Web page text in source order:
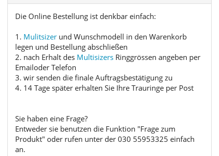
Die Online Bestellung ist denkbar einfach:
1. Mulitsizer und Wunschmodell in den Warenkorb
legen und Bestellung abschließen
2. nach Erhalt des Multisizers Ringgrössen angeben per
Emailoder Telefon
3. wir senden die finale Auftragsbestätigung zu
4. 14 Tage später erhalten Sie Ihre Trauringe per Post
Sie haben eine Frage?
Entweder sie benutzen die Funktion "Frage zum
Produkt" oder rufen unter der 030 55953325 einfach
an.